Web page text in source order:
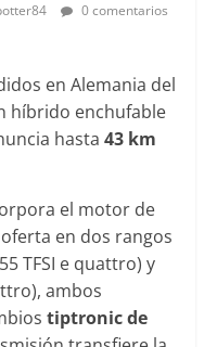
0 comentarios
en Alemania del
híbrido enchufable
hasta 43 km
el motor de
en dos rangos
TFSI e quattro) y
ambos
tiptronic de